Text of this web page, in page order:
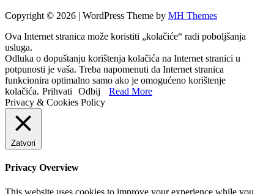
Copyright © 2026 | WordPress Theme by MH Themes
Ova Internet stranica može koristiti „kolačiće“ radi poboljšanja
usluga.
Odluka o dopuštanju korištenja kolačića na Internet stranici u
potpunosti je vaša. Treba napomenuti da Internet stranica
funkcionira optimalno samo ako je omogućeno korištenje
kolačića. Prihvati Odbij
Read More
Privacy & Cookies Policy
Zatvori
Privacy Overview
This website uses cookies to improve your experience while you